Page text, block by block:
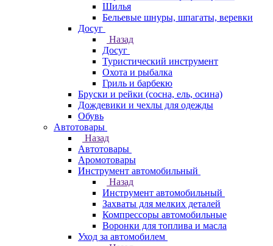
Шилья
Бельевые шнуры, шпагаты, веревки
Досуг
Назад
Досуг
Туристический инструмент
Охота и рыбалка
Гриль и барбекю
Бруски и рейки (сосна, ель, осина)
Дождевики и чехлы для одежды
Обувь
Автотовары
Назад
Автотовары
Аромотовары
Инструмент автомобильный
Назад
Инструмент автомобильный
Захваты для мелких деталей
Компрессоры автомобильные
Воронки для топлива и масла
Уход за автомобилем